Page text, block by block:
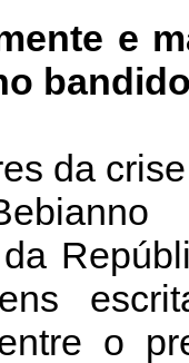
e
da
o